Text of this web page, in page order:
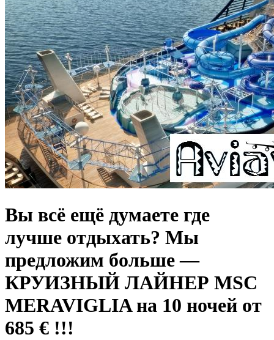
Вы всё ещё думаете где
лучше отдыхать? Мы
предложим больше —
КРУИЗНЫЙ ЛАЙНЕР MSC
MERAVIGLIA на 10 ночей от
685 € !!!